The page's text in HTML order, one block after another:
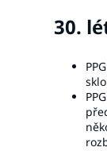
30.